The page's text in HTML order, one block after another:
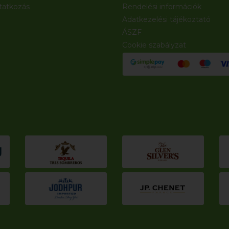
Rendelési információk
Adatkezelési tájékoztató
ÁSZF
Cookie szabályzat